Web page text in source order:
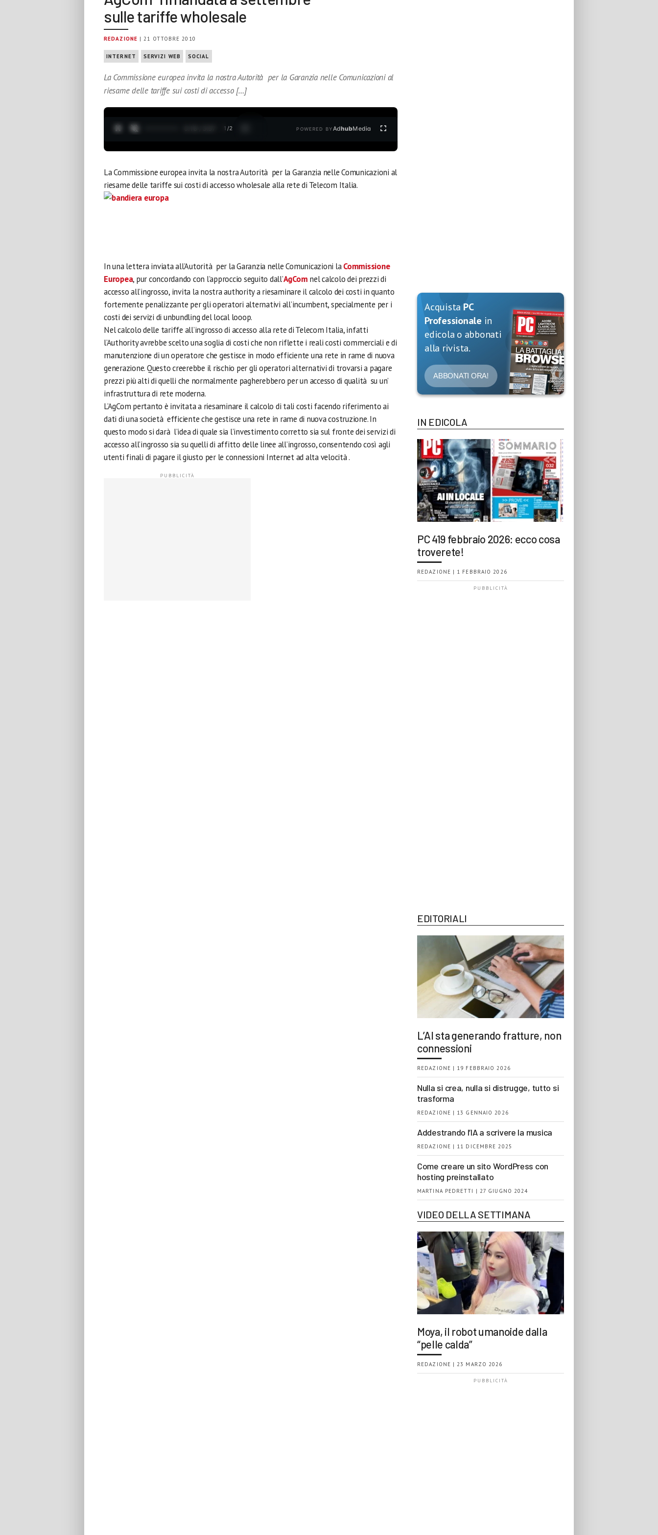
sulle tariffe wholesale
REDAZIONE | 21 OTTOBRE 2010
INTERNET SERVIZI WEB SOCIAL
La Commissione europea invita la nostra Autorità per la Garanzia nelle Comunicazioni al
riesame delle tariffe sui costi di accesso […]
1 /2 POWERED BYAdhubMedia
La Commissione europea invita la nostra Autorità per la Garanzia nelle Comunicazioni al
riesame delle tariffe sui costi di accesso wholesale alla rete di Telecom Italia.
In una lettera inviata all’Autorità per la Garanzia nelle Comunicazioni laCommissione
Europea, pur concordando con l’approccio seguito dall’AgCom nel calcolo dei prezzi di
accesso all’ingrosso, invita la nostra authority a riesaminare il calcolo dei costi in quanto
fortemente penalizzante per gli operatori alternativi all’incumbent, specialmente per i
costi dei servizi di unbundling del local looop.
Nel calcolo delle tariffe all’ingrosso di accesso alla rete di Telecom Italia, infatti
l’Authority avrebbe scelto una soglia di costi che non riflette i reali costi commerciali e di
manutenzione di un operatore che gestisce in modo efficiente una rete in rame di nuova
generazione. Questo creerebbe il rischio per gli operatori alternativi di trovarsi a pagare
prezzi più alti di quelli che normalmente pagherebbero per un accesso di qualità su un’
infrastruttura di rete moderna.
L’AgCom pertanto è invitata a riesaminare il calcolo di tali costi facendo riferimento ai
dati di una società efficiente che gestisce una rete in rame di nuova costruzione. In
questo modo si darà l’idea di quale sia l’investimento corretto sia sul fronte dei servizi di
accesso all’ingrosso sia su quelli di affitto delle linee all’ingrosso, consentendo così agli
utenti finali di pagare il giusto per le connessioni Internet ad alta velocità .
Acquista PC
Professionale in
edicola o abbonati
alla rivista.
ABBONATI ORA!
IN EDICOLA
PC 419 febbraio 2026: ecco cosa
troverete!
REDAZIONE | 1 FEBBRAIO 2026
EDITORIALI
L’AI sta generando fratture, non
connessioni
REDAZIONE | 19 FEBBRAIO 2026
Nulla si crea, nulla si distrugge, tutto si
trasforma
REDAZIONE | 13 GENNAIO 2026
Addestrando l’IA a scrivere la musica
REDAZIONE | 11 DICEMBRE 2025
Come creare un sito WordPress con
hosting preinstallato
MARTINA PEDRETTI | 27 GIUGNO 2024
VIDEO DELLA SETTIMANA
Moya, il robot umanoide dalla
“pelle calda”
REDAZIONE | 23 MARZO 2026